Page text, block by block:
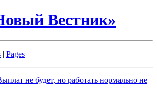
Вестник»
| Pages
не будет, но работать нормально не